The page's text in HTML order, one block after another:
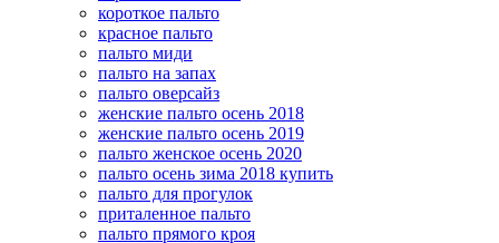
короткое пальто
красное пальто
пальто миди
пальто на запах
пальто оверсайз
женские пальто осень 2018
женские пальто осень 2019
пальто женское осень 2020
пальто осень зима 2018 купить
пальто для прогулок
приталенное пальто
пальто прямого кроя